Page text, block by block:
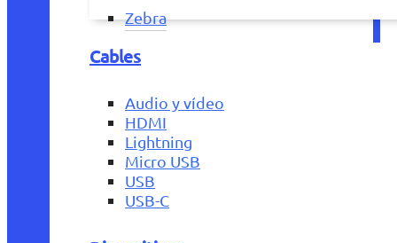
Zebra
Cables
Audio y vídeo
HDMI
Lightning
Micro USB
USB
USB-C